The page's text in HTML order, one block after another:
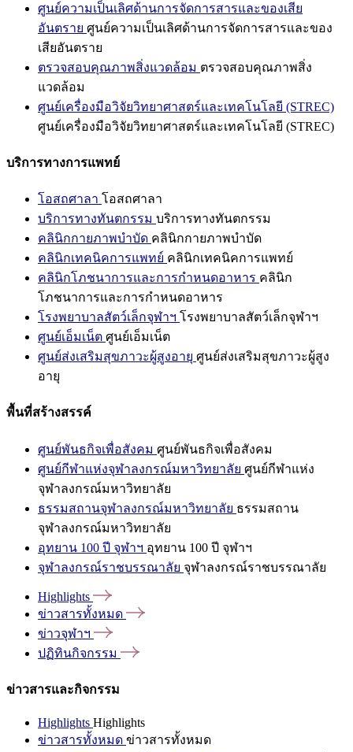
ศูนย์ความเป็นเลิศด้านการจัดการสารและของเสีย
อันตราย ศูนย์ความเป็นเลิศด้านการจัดการสารและของ
เสียอันตราย
ตรวจสอบคุณภาพสิ่งแวดล้อม ตรวจสอบคุณภาพสิ่ง
แวดล้อม
ศูนย์เครื่องมือวิจัยวิทยาศาสตร์และเทคโนโลยี (STREC)
ศูนย์เครื่องมือวิจัยวิทยาศาสตร์และเทคโนโลยี (STREC)
บริการทางการแพทย์
โอสถศาลา โอสถศาลา
บริการทางทันตกรรม บริการทางทันตกรรม
คลินิกกายภาพบำบัด คลินิกกายภาพบำบัด
คลินิกเทคนิคการแพทย์ คลินิกเทคนิคการแพทย์
คลินิกโภชนาการและการกำหนดอาหาร คลินิก
โภชนาการและการกำหนดอาหาร
โรงพยาบาลสัตว์เล็กจุฬาฯ โรงพยาบาลสัตว์เล็กจุฬาฯ
ศูนย์เอ็มเน็ต ศูนย์เอ็มเน็ต
ศูนย์ส่งเสริมสุขภาวะผู้สูงอายุ ศูนย์ส่งเสริมสุขภาวะผู้สูง
อายุ
พื้นที่สร้างสรรค์
ศูนย์พันธกิจเพื่อสังคม ศูนย์พันธกิจเพื่อสังคม
ศูนย์กีฬาแห่งจุฬาลงกรณ์มหาวิทยาลัย ศูนย์กีฬาแห่ง
จุฬาลงกรณ์มหาวิทยาลัย
ธรรมสถานจุฬาลงกรณ์มหาวิทยาลัย ธรรมสถาน
จุฬาลงกรณ์มหาวิทยาลัย
อุทยาน 100 ปี จุฬาฯ อุทยาน 100 ปี จุฬาฯ
จุฬาลงกรณ์ราชบรรณาลัย จุฬาลงกรณ์ราชบรรณาลัย
Highlights
ข่าวสารทั้งหมด
ข่าวจุฬาฯ
ปฏิทินกิจกรรม
ข่าวสารและกิจกรรม
Highlights Highlights
ข่าวสารทั้งหมด ข่าวสารทั้งหมด